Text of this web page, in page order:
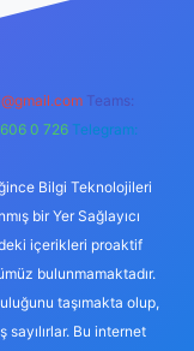
Teams:
0 726 Telegram:
Bilgi Teknolojileri
bir Yer Sağlayıcı
içerikleri proaktif
bulunmamaktadır.
taşımakta olup,
Bu internet